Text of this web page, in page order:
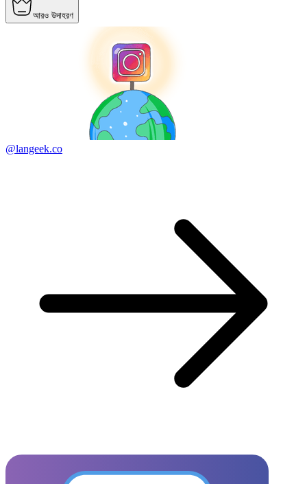
আরও উদাহরণ
@langeek.co